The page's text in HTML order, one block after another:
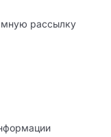
рассылку